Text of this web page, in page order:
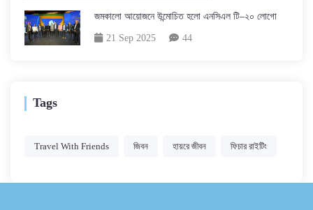
জমকালো আয়োজনে উন্মোচিত হলো এনসিএল টি–২০ লোগো
21 Sep 2025 44
Tags
Travel With Friends জিবন হায়রে জীবন ফিচার রাইটিং